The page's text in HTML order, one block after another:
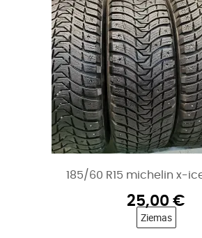
185/60 R15 michelin x-
25,00 €
Ziemas